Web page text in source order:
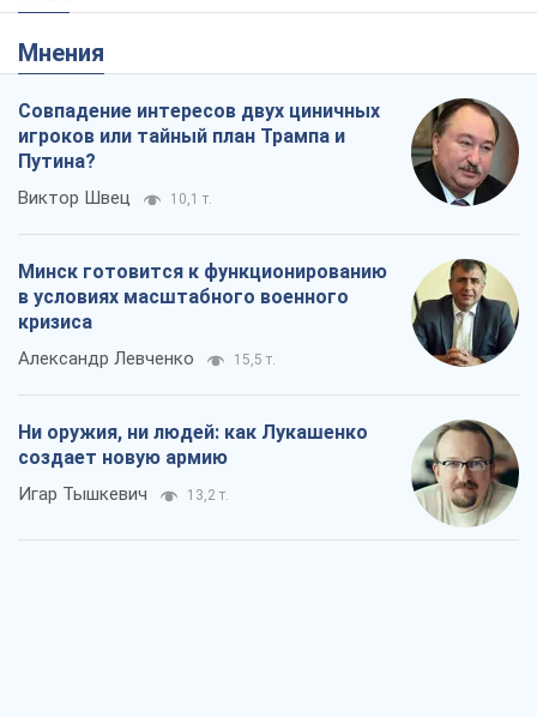
Мнения
Совпадение интересов двух циничных
игроков или тайный план Трампа и
Путина?
Виктор Швец 10,1 т.
Минск готовится к функционированию
в условиях масштабного военного
кризиса
Александр Левченко 15,5 т.
Ни оружия, ни людей: как Лукашенко
создает новую армию
Игар Тышкевич 13,2 т.